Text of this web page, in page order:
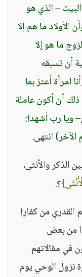
– الذي هو
الأولاد ما هم إلا
ما هو إلا
أن تسبقه
امرأة أعتز بما
ذلك أن أكون عاملة
ويا رب أشهد!:
الآخر)انتهى.
الذكر والأنثى،
؟.
القدري من كفار!
من بعض
في مقالاتهم
نزول الوحي يوم